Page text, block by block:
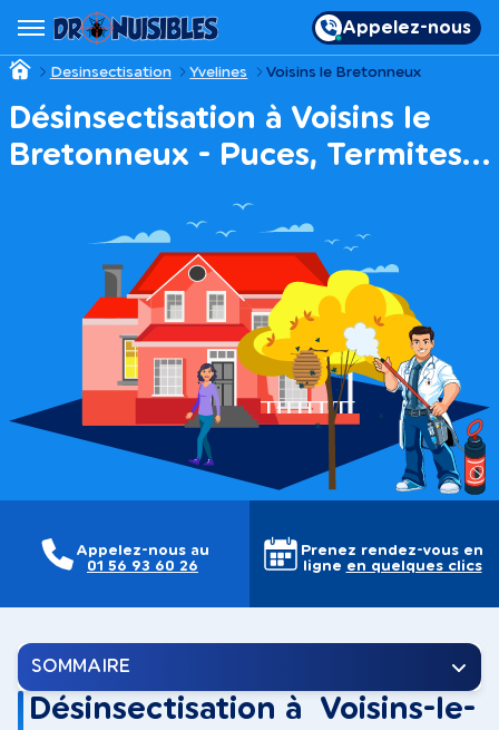
Appelez-nous
Desinsectisation Yvelines Voisins le Bretonneux
Désinsectisation à Voisins le
Bretonneux - Puces, Termites…
Appelez-nous au
01 56 93 60 26
Prenez rendez-vous en
ligne en quelques clics
SOMMAIRE
Désinsectisation à Voisins-le-